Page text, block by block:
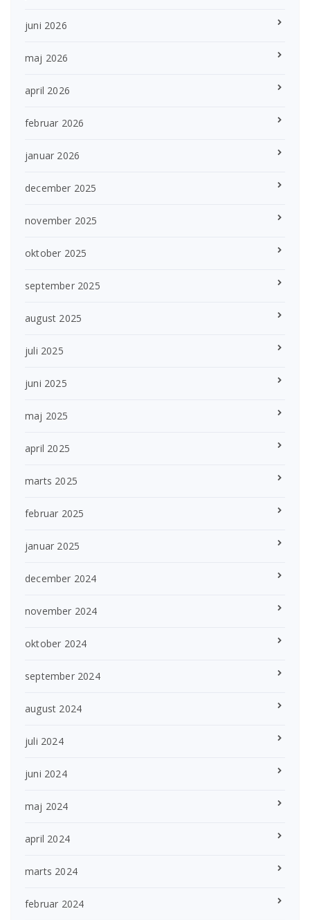
juni 2026
maj 2026
april 2026
februar 2026
januar 2026
december 2025
november 2025
oktober 2025
september 2025
august 2025
juli 2025
juni 2025
maj 2025
april 2025
marts 2025
februar 2025
januar 2025
december 2024
november 2024
oktober 2024
september 2024
august 2024
juli 2024
juni 2024
maj 2024
april 2024
marts 2024
februar 2024